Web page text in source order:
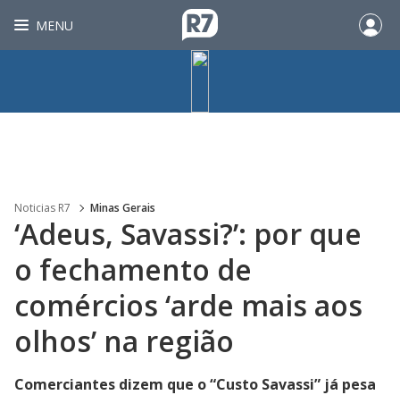
MENU
Noticias R7 Minas Gerais
‘Adeus, Savassi?’: por que
o fechamento de
comércios ‘arde mais aos
olhos’ na região
Comerciantes dizem que o “Custo Savassi” já pesa